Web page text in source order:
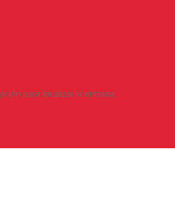
para localizar la entrada.